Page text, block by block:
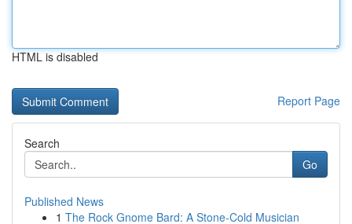
HTML is disabled
Report Page
Search
Go
Published News
1 The Rock Gnome Bard: A Stone-Cold Musician